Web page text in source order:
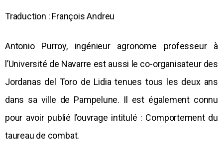
Traduction : François Andreu
Antonio Purroy, ingénieur agronome professeur à
l’Université de Navarre est aussi le co-organisateur des
Jordanas del Toro de Lidia tenues tous les deux ans
dans sa ville de Pampelune. Il est également connu
pour avoir publié l’ouvrage intitulé : Comportement du
taureau de combat.